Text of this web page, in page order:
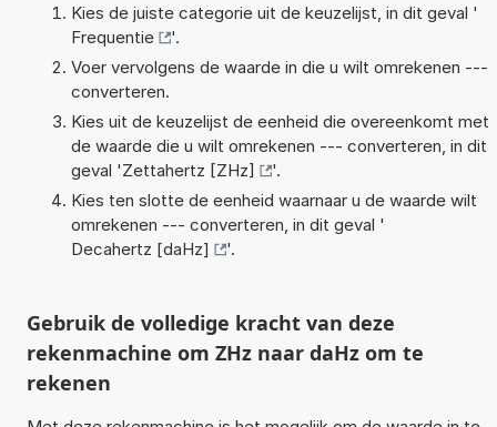
Kies de juiste categorie uit de keuzelijst, in dit geval '
Frequentie
'.
Voer vervolgens de waarde in die u wilt omrekenen ---
converteren.
Kies uit de keuzelijst de eenheid die overeenkomt met
de waarde die u wilt omrekenen --- converteren, in dit
geval 'Zettahertz [ZHz]
'.
Kies ten slotte de eenheid waarnaar u de waarde wilt
omrekenen --- converteren, in dit geval '
Decahertz [daHz]
'.
Gebruik de volledige kracht van deze
rekenmachine om ZHz naar daHz om te
rekenen